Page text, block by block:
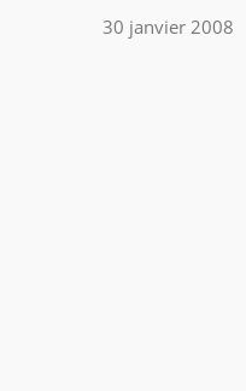
30 janvier 2008